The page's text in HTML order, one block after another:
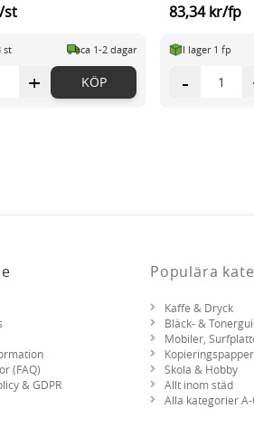
st
st ca 1-2 dagar
+ KÖP
83,34 kr/fp
I lager 1 fp
-
(FAQ)
& GDPR
Populära
Kaffe & Dryck
Bläck- &
Mobiler,
Kopieringspapper
Skola & Hobby
Allt inom städ
Alla kategorier A-